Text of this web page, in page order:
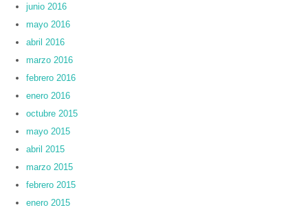
junio 2016
mayo 2016
abril 2016
marzo 2016
febrero 2016
enero 2016
octubre 2015
mayo 2015
abril 2015
marzo 2015
febrero 2015
enero 2015